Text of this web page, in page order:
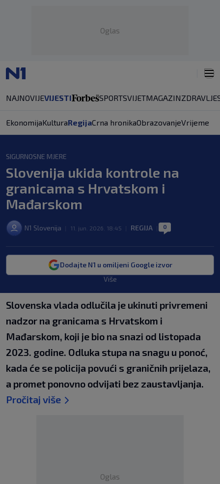
Oglas
NAJNOVIJEVIJESTI SPORTSVIJETMAGAZINZDRAVLJE
EkonomijaKulturaRegijaCrna hronikaObrazovanjeVrijeme
SIGURNOSNE MJERE
Slovenija ukida kontrole na
granicama s Hrvatskom i
Mađarskom
N1 Slovenija 11. jun. 2026. 18:45 REGIJA 0
Dodajte N1 u omiljeni Google izvor
Više
Slovenska vlada odlučila je ukinuti privremeni
nadzor na granicama s Hrvatskom i
Mađarskom, koji je bio na snazi od listopada
2023. godine. Odluka stupa na snagu u ponoć,
kada će se policija povući s graničnih prijelaza,
a promet ponovno odvijati bez zaustavljanja.
Pročitaj više
Oglas